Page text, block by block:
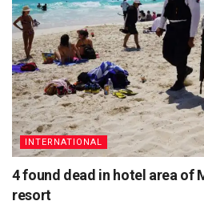
INTERNATIONAL
4 found dead in hotel area of
resort